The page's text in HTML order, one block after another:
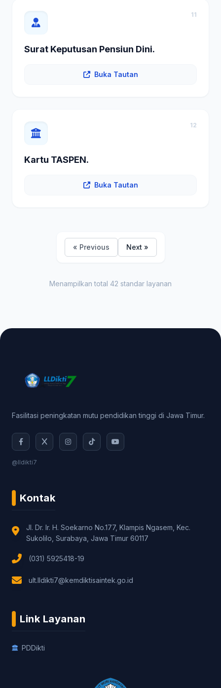
11
Surat Keputusan Pensiun Dini.
Buka Tautan
12
Kartu TASPEN.
Buka Tautan
« Previous Next »
Menampilkan total 42 standar layanan
Fasilitasi peningkatan mutu pendidikan tinggi di Jawa Timur.
@lldikti7
Kontak
Jl. Dr. Ir. H. Soekarno No.177, Klampis Ngasem, Kec.
Sukolilo, Surabaya, Jawa Timur 60117
(031) 5925418-19
ult.lldikti7@kemdiktisaintek.go.id
Link Layanan
PDDikti